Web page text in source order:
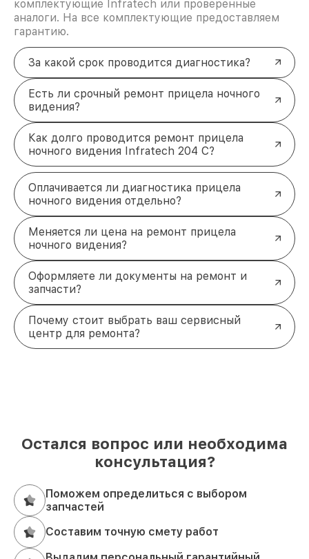
комплектующие Infratech или проверенные
аналоги. На все комплектующие предоставляем
гарантию.
За какой срок проводится диагностика?
Есть ли срочный ремонт прицела ночного
видения?
Как долго проводится ремонт прицела
ночного видения Infratech 204 С?
Оплачивается ли диагностика прицела
ночного видения отдельно?
Меняется ли цена на ремонт прицела
ночного видения?
Оформляете ли документы на ремонт и
запчасти?
Почему стоит выбрать ваш сервисный
центр для ремонта?
Остался вопрос или необходима
консультация?
Поможем определиться с выбором
запчастей
Составим точную смету работ